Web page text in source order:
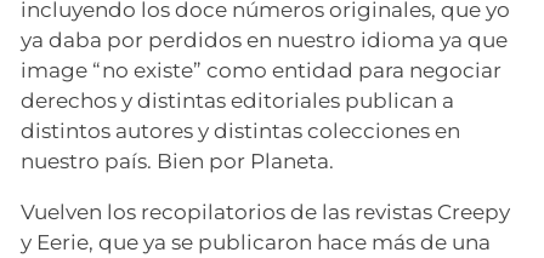
incluyendo los doce números originales, que yo
ya daba por perdidos en nuestro idioma ya que
image “no existe” como entidad para negociar
derechos y distintas editoriales publican a
distintos autores y distintas colecciones en
nuestro país. Bien por Planeta.
Vuelven los recopilatorios de las revistas Creepy
y Eerie, que ya se publicaron hace más de una